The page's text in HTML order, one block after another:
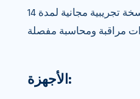
التسعير: تقدم الحزمة نسخة تجريبية مجانية لمدة 14
الأجهزة: